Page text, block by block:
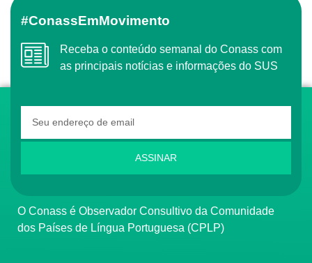
#ConassEmMovimento
Receba o conteúdo semanal do Conass com
as principais notícias e informações do SUS
ASSINAR
O Conass é Observador Consultivo da Comunidade
dos Países de Língua Portuguesa (CPLP)